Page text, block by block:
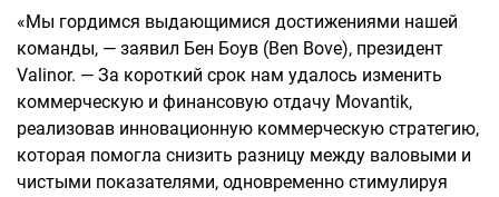
«Мы гордимся выдающимися достижениями нашей
команды, — заявил Бен Боув (Ben Bove), президент
Valinor. — За короткий срок нам удалось изменить
коммерческую и финансовую отдачу Movantik,
реализовав инновационную коммерческую стратегию,
которая помогла снизить разницу между валовыми и
чистыми показателями, одновременно стимулируя